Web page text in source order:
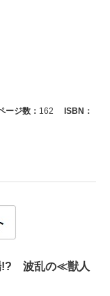
ージ数： 162
ISBN：
!? 波乱の≪獣人